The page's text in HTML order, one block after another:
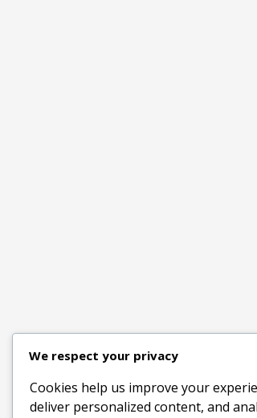
We respect your privacy
Cookies help us improve your
deliver personalized content, and